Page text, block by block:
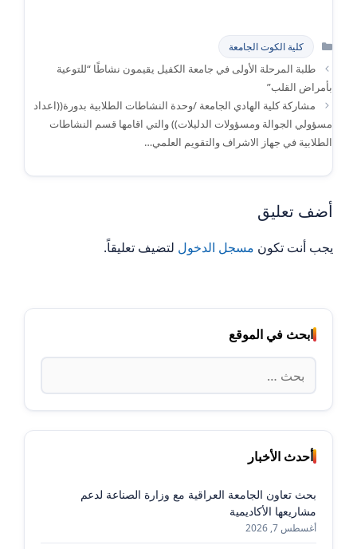
التصنيفات
كلية الكوت الجامعة
طلبة المرحلة الأولى في جامعة الكفيل يقيمون نشاطًا “للتوعية
بأمراض القلب”
مشاركة كلية الهادي الجامعة /وحدة النشاطات الطلابية بدورة((اعداد
مسؤولي الجوالة ومسؤولات الدليلات)) والتي اقامها قسم النشاطات
الطلابية في جهاز الاشراف والتقويم العلمي…
أضف تعليق
يجب أنت تكون مسجل الدخول لتضيف تعليقاً.
ابحث في الموقع
البحث
عن:
أحدث الأخبار
بحث تعاون الجامعة العراقية مع وزارة الصناعة لدعم
مشاريعها الأكاديمية
أغسطس 7, 2026